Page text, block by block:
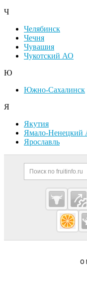
Ч
Челябинск
Чечня
Чувашия
Чукотский АО
Ю
Южно-Сахалинск
Я
Якутия
Ямало-Ненецкий
Ярославль
Cсылки
—
Важные
Навигация по О